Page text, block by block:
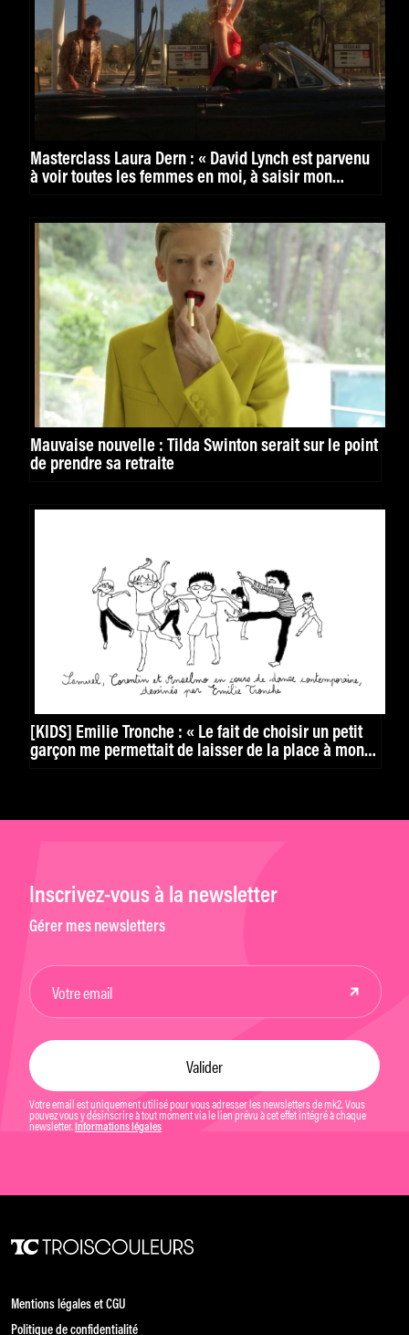
Masterclass Laura Dern : « David Lynch est parvenu
à voir toutes les femmes en moi, à saisir mon
Mauvaise nouvelle : Tilda Swinton serait sur le point
de prendre sa retraite
[KIDS] Émilie Tronche : « Le fait de choisir un petit
garçon me permettait de laisser de la place à mon
Inscrivez-vous à la newsletter
Gérer mes newsletters
Votre email est uniquement utilisé pour vous adresser les newsletters de mk2. Vous
pouvez vous y désinscrire à tout moment via le lien prévu à cet effet intégré à chaque
newsletter. Informations légales
Mentions légales et CGU
Politique de confidentialité